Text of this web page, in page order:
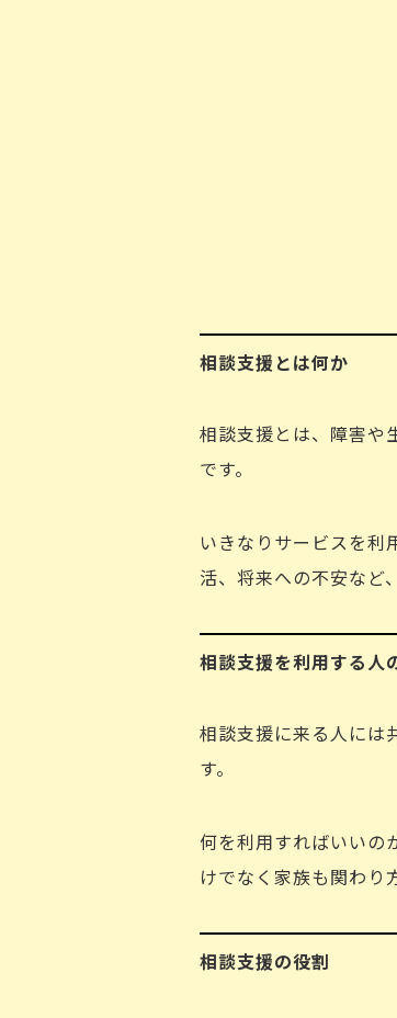
相談支援とは何か
相談支援とは、障害や
です。
いきなりサービスを利
活、将来への不安など
相談支援を利用する人
相談支援に来る人には
す。
何を利用すればいいの
けでなく家族も関わり
相談支援の役割